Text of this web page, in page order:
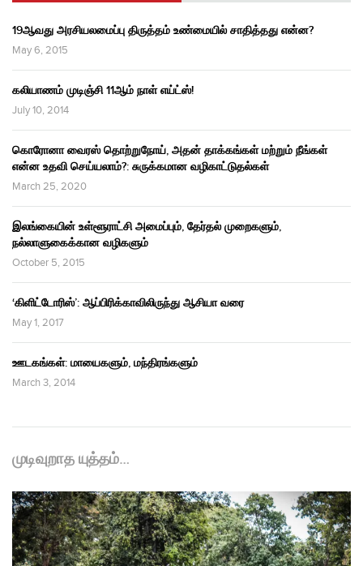
19ஆவது அரசியலமைப்பு திருத்தம் உண்மையில் சாதித்தது என்ன?
May 6, 2015
கலியாணம் முடிஞ்சி 11ஆம் நாள் எய்ட்ஸ்!
July 10, 2014
கொரோனா வைரஸ் தொற்றுநோய், அதன் தாக்கங்கள் மற்றும் நீங்கள்
என்ன உதவி செய்யலாம்?: சுருக்கமான வழிகாட்டுதல்கள்
March 25, 2020
இலங்கையின் உள்ளூராட்சி அமைப்பும், தேர்தல் முறைகளும்,
நல்லாளுகைக்கான வழிகளும்
October 5, 2015
‘கிளிட்டோரிஸ்’: ஆப்பிரிக்காவிலிருந்து ஆசியா வரை
May 1, 2017
ஊடகங்கள்: மாயைகளும், மந்திரங்களும்
March 3, 2014
முடிவுறாத யுத்தம்…